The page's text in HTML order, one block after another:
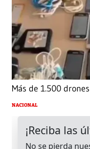
Más de 1.500
NACIONAL